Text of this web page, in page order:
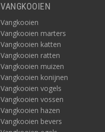
VANGKOOIEN
Vangkooien
Vangkooien marters
Vangkooien katten
Vangkooien ratten
Vangkooien muizen
Vangkooien konijnen
Vangkooien vogels
Vangkooien vossen
Vangkooien hazen
Vangkooien bevers